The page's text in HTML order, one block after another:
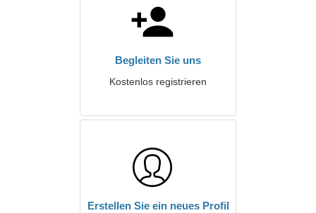
Begleiten Sie uns
Kostenlos registrieren
Erstellen Sie ein neues Profil